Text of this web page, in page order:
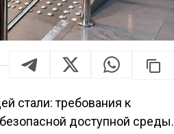
стали: требования к
доступной среды.